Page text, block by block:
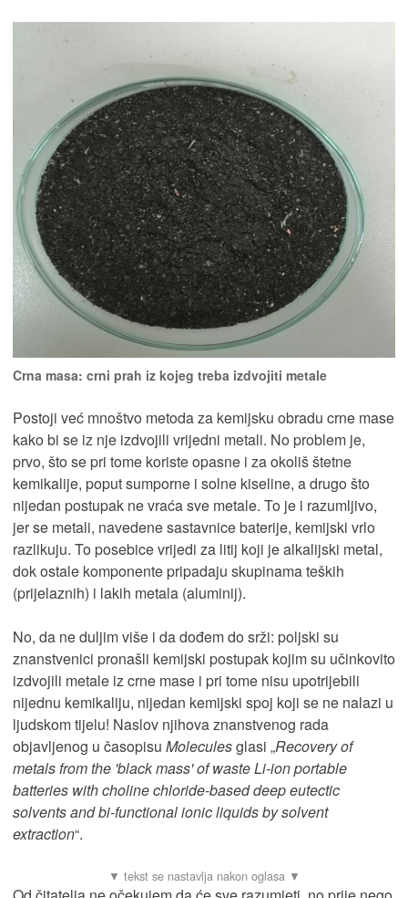
Crna masa: crni prah iz kojeg treba izdvojiti metale
Postoji već mnoštvo metoda za kemijsku obradu crne mase
kako bi se iz nje izdvojili vrijedni metali. No problem je,
prvo, što se pri tome koriste opasne i za okoliš štetne
kemikalije, poput sumporne i solne kiseline, a drugo što
nijedan postupak ne vraća sve metale. To je i razumljivo,
jer se metali, navedene sastavnice baterije, kemijski vrlo
razlikuju. To posebice vrijedi za litij koji je alkalijski metal,
dok ostale komponente pripadaju skupinama teških
(prijelaznih) i lakih metala (aluminij).
No, da ne duljim više i da dođem do srži: poljski su
znanstvenici pronašli kemijski postupak kojim su učinkovito
izdvojili metale iz crne mase i pri tome nisu upotrijebili
nijednu kemikaliju, nijedan kemijski spoj koji se ne nalazi u
ljudskom tijelu! Naslov njihova znanstvenog rada
objavljenog u časopisu Moleculesglasi „Recovery of
metals from the 'black mass' of waste Li-ion portable
batteries with choline chloride-based deep eutectic
solvents and bi-functional ionic liquids by solvent
extraction“.